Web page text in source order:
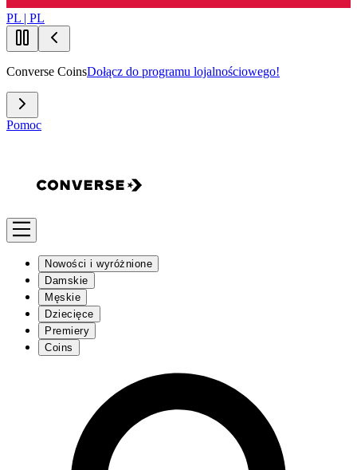
PL | PL
Converse CoinsDołącz do programu lojalnościowego!
Pomoc
Nowości i wyróżnione
Damskie
Męskie
Dziecięce
Premiery
Coins